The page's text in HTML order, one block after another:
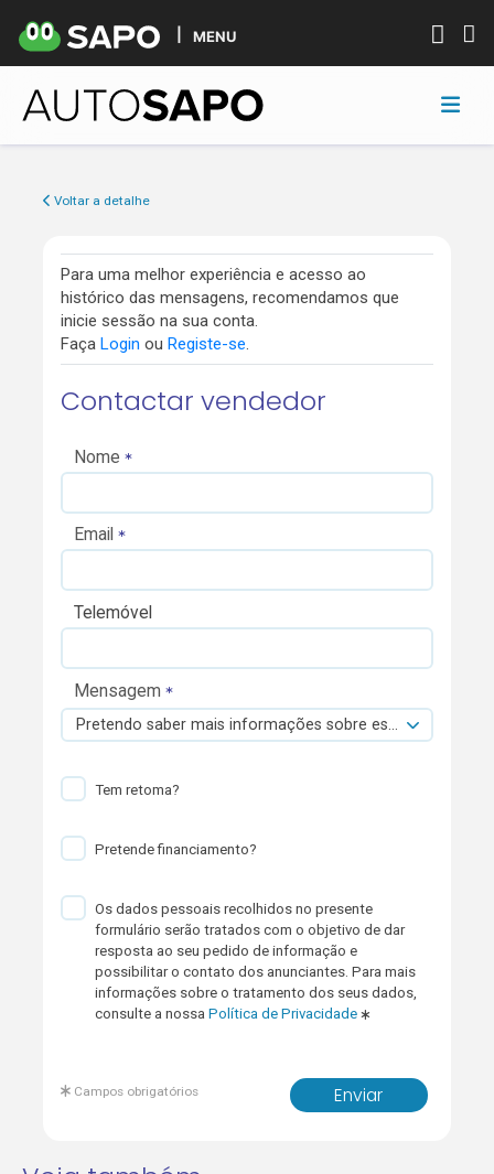
MENU
Voltar a detalhe
Para uma melhor experiência e acesso ao
histórico das mensagens, recomendamos que
inicie sessão na sua conta.
Faça Login ou Registe-se.
Contactar vendedor
Nome
Email
Telemóvel
Mensagem
Pretendo saber mais informações sobre esta viatura.
Tem retoma?
Pretende financiamento?
Os dados pessoais recolhidos no presente
formulário serão tratados com o objetivo de dar
resposta ao seu pedido de informação e
possibilitar o contato dos anunciantes. Para mais
informações sobre o tratamento dos seus dados,
consulte a nossaPolítica de Privacidade
Enviar
Campos obrigatórios